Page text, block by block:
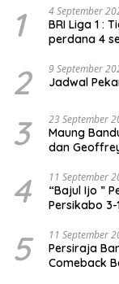
1 4 September
BRI Liga 1 :
perdana 4
2 9 September
Jadwal
3 23 September
Maung
dan
4 11 September
“Bajul Ijo ”
Persikabo 3-
5 11 September
Persiraja
Comeback